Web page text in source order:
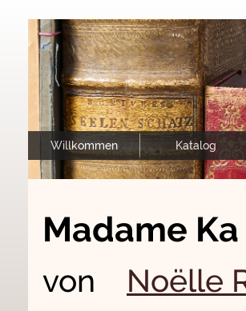
Willkommen Katalog
Madame Ka
von Noëlle